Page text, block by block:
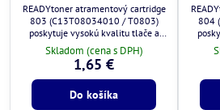
READYtoner atramentový cartridge
803 (C13T08034010 / T0803)
poskytuje vysokú kvalitu tlače a
plnú kompatibilitu s tlačiarňami
Epson.
Skladom (cena s DPH)
1,65 €
Do košíka
804